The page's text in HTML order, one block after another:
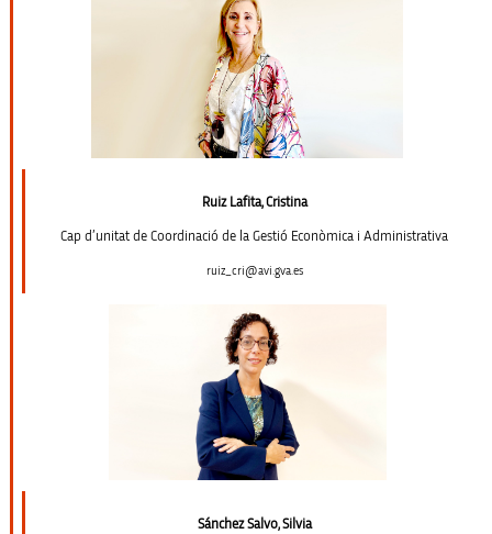
Ruiz Lafita, Cristina
Cap d’unitat de Coordinació de la Gestió Econòmica i Administrativa
ruiz_cri@avi.gva.es
Sánchez Salvo, Silvia